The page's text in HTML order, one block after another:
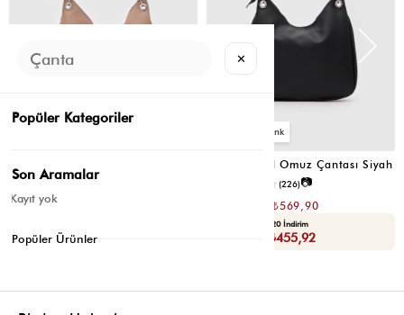
Çok güzel sağlam çanta ama charmları cok cabuk bozuluyor
₺1.139,80
Sepette : ₺398,93
Valerie Oval Omuz Çantası Siyah
(226)📷
₺569,90
Yaza Özel Ek %20 İndirim
Sepette : ₺455,92
✕
Popüler Kategoriler
Son Aramalar
Kayıt yok
Popüler Ürünler